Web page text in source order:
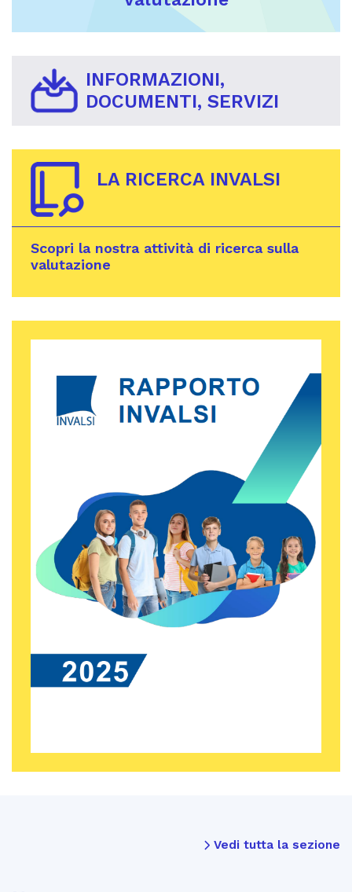
INFORMAZIONI,
DOCUMENTI, SERVIZI
LA RICERCA INVALSI
Scopri la nostra attività di ricerca sulla
valutazione
Vedi tutta la sezione